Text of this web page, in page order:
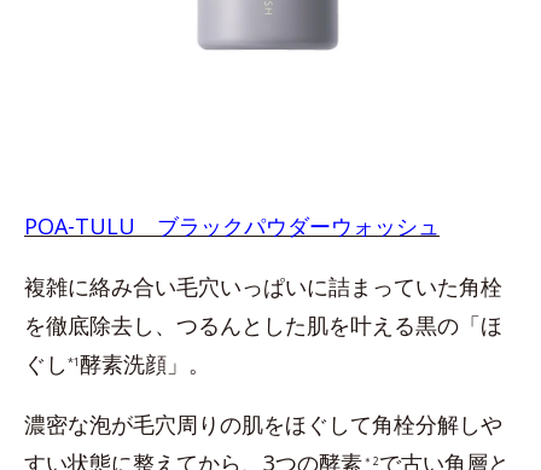
POA-TULU ブラックパウダーウォッシュ
複雑に絡み合い毛穴いっぱいに詰まっていた角栓
を徹底除去し、つるんとした肌を叶える黒の「ほ
ぐし *1酵素洗顔」。
濃密な泡が毛穴周りの肌をほぐして角栓分解しや
すい状態に整えてから、3つの酵素＊2で古い角層と